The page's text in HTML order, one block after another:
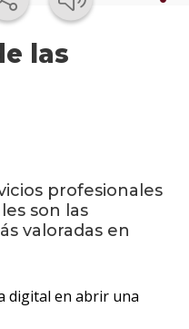
las
profesionales
son las
valoradas en
digital en abrir una